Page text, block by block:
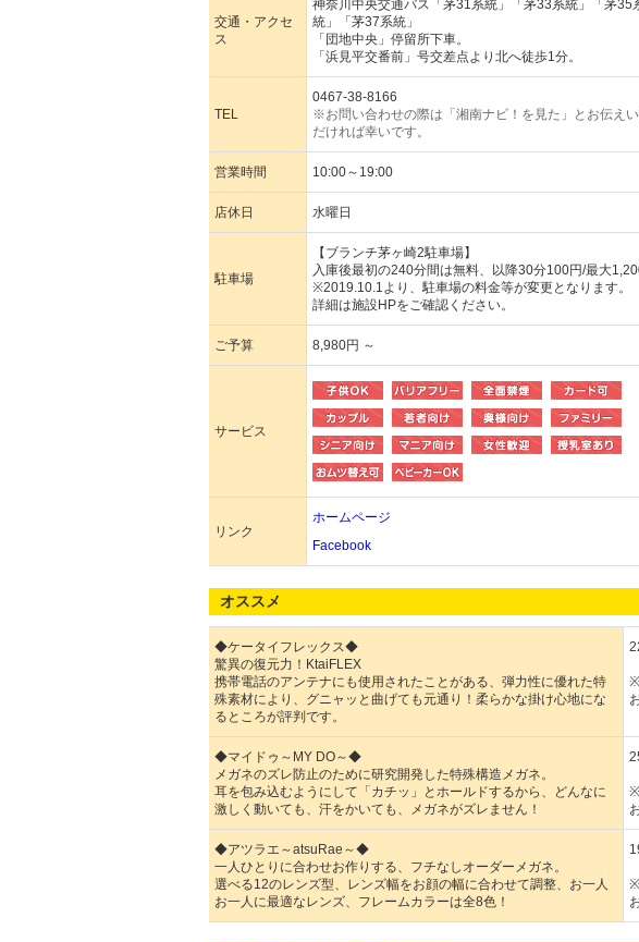
交通・アクセ
ス
神奈川中央交通バス「茅31系統」「茅33系統」「茅35
統」「茅37系統」
「団地中央」停留所下車。
「浜見平交番前」号交差点より北へ徒歩1分。
TEL
0467-38-8166
※お問い合わせの際は「湘南ナビ！を見た」とお伝え
だければ幸いです。
営業時間 10:00～19:00
店休日 水曜日
駐車場
【ブランチ茅ヶ崎2駐車場】
入庫後最初の240分間は無料、以降30分100円/最大
※2019.10.1より、駐車場の料金等が変更となります。
詳細は施設HPをご確認ください。
ご予算 8,980円 ～
サービス
リンク
ホームページ
Facebook
オススメ
◆ケータイフレックス◆
驚異の復元力！KtaiFLEX
携帯電話のアンテナにも使用されたことがある、弾力性に優れた特
殊素材により、グニャッと曲げても元通り！柔らかな掛け心地にな
るところが評判です。
※
◆マイドゥ～MY DO～◆
メガネのズレ防止のために研究開発した特殊構造メガネ。
耳を包み込むようにして「カチッ」とホールドするから、どんなに
激しく動いても、汗をかいても、メガネがズレません！
※
◆アツラエ～atsuRae～◆
一人ひとりに合わせお作りする、フチなしオーダーメガネ。
選べる12のレンズ型、レンズ幅をお顔の幅に合わせて調整、お一人
お一人に最適なレンズ、フレームカラーは全8色！
※